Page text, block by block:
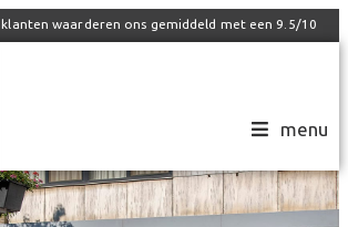
klanten waarderen ons gemiddeld met een9.5/10
menu